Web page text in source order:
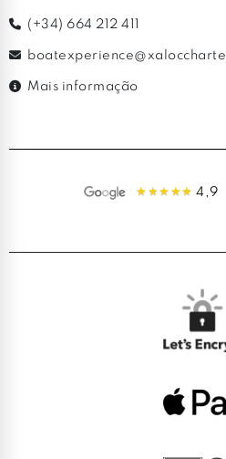
(+34) 664 212 411
Mais informação
4,9